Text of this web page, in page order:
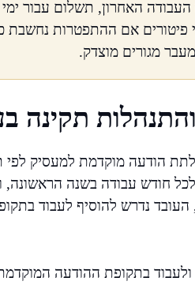
האחרון, תשלום עבור
פיטורים אם ההתפטרות נחשבת
מגורים מוצדק.
תקינה
הודעה מוקדמת למעסיק
חודש עבודה בשנה הראשונה,
העובד נדרש להוסיף לעבוד
בתקופת ההודעה